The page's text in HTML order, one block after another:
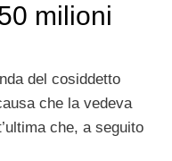
milioni
del cosiddetto
che la vedeva
che, a seguito